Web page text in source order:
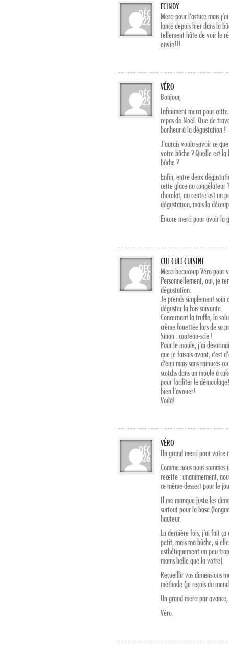
DÉC
22
FCINDY
Merci pour l’astuce mais
lancé depuis hier dans la
tellement hâte de voir le
envie!!!
DÉC
25
VÉRO
Bonjour,
Infiniment merci pour
repas de Noël. Que de
bonheur à la dégustation !
J’aurais voulu savoir ce
votre bûche ? Quelle est
bûche ?
Enfin, entre deux
cette glace au congélateur
chocolat, au centre est un
dégustation, mais la
Encore merci pour avoir la
DÉC
26
CUI-CUIT-CUISINE
Merci beaucoup Véro
Personnellement, oui, je
dégustation.
Je prends simplement
déguster la fois suivante.
Concernant la truffe, la
crème fouettée lors de sa
Sinon : couteau-scie !
Pour le moule, j’ai
que je faisais avant, c’est
d’eau mais sans rainures
scotchs dans un moule à
pour faciliter le
bien l’avouer!
Voilà!
DÉC
26
VÉRO
Un grand merci pour votre
Comme nous nous
recette : unanimement,
ce même dessert pour le
Il me manque juste les
surtout pour la base
hauteur.
La dernière fois, j’ai fait
petit, mais ma bûche, si
esthétiquement un peu
moins belle que la votre).
Recueillir vos dimensions
méthode (je reçois du
Un grand merci par avance,
Véro.